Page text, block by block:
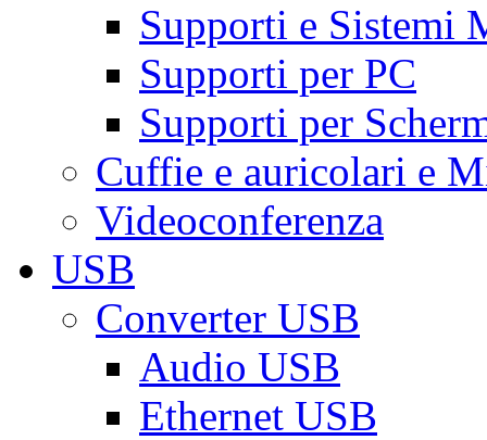
Supporti e Sistemi
Supporti per PC
Supporti per
Cuffie e auricolari e
Videoconferenza
USB
Converter USB
Audio USB
Ethernet USB